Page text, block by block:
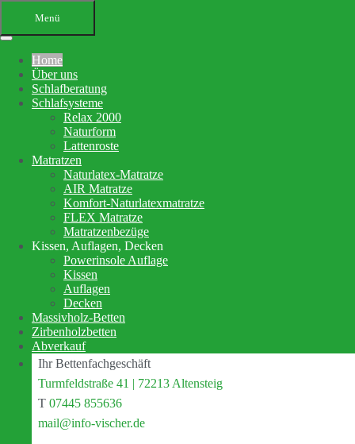
Menü
Home
Über uns
Schlafberatung
Schlafsysteme
Relax 2000
Naturform
Lattenroste
Matratzen
Naturlatex-Matratze
AIR Matratze
Komfort-Naturlatexmatratze
FLEX Matratze
Matratzenbezüge
Kissen, Auflagen, Decken
Powerinsole Auflage
Kissen
Auflagen
Decken
Massivholz-Betten
Zirbenholzbetten
Abverkauf
Ihr Bettenfachgeschäft
Turmfeldstraße 41 | 72213 Altensteig
T 07445 855636
mail@info-vischer.de
Ihr Bettenfachgeschäft in
Altensteig
Matratzenberatung
und Betten
Ihre Schlafberatung
Schlafsystem Relax 2000
Matratzen aus reinem Naturlatex